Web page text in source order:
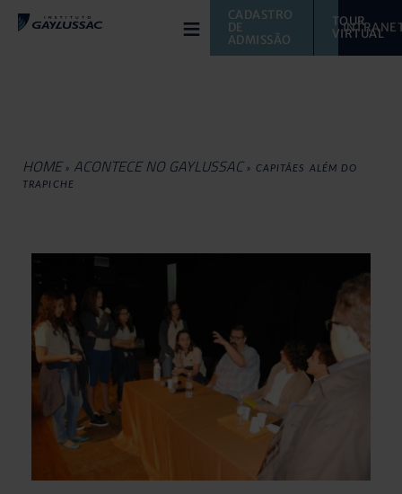
≡
CADASTRO
DE
ADMISSÃO
TOUR
VIRTUAL
HOME » ACONTECE NO GAYLUSSAC » CAPITÃES ALÉM DO
TRAPICHE